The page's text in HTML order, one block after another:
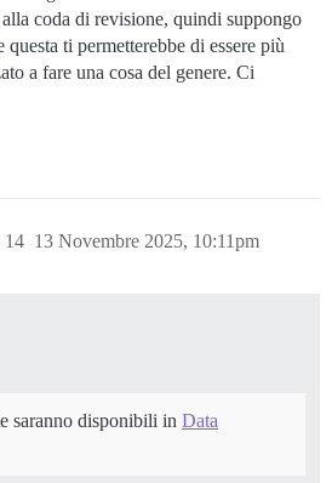
coda di revisione, quindi suppongo
questa ti permetterebbe di essere più
a fare una cosa del genere. Ci
13 Novembre 2025, 10:11pm
14
saranno disponibili in Data